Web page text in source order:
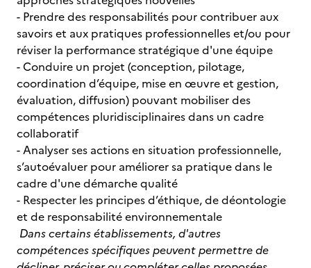
- Prendre des responsabilités pour contribuer aux
savoirs et aux pratiques professionnelles et/ou pour
réviser la performance stratégique d'une équipe
- Conduire un projet (conception, pilotage,
coordination d’équipe, mise en œuvre et gestion,
évaluation, diffusion) pouvant mobiliser des
compétences pluridisciplinaires dans un cadre
collaboratif
- Analyser ses actions en situation professionnelle,
s’autoévaluer pour améliorer sa pratique dans le
cadre d'une démarche qualité
- Respecter les principes d’éthique, de déontologie
et de responsabilité environnementale
Dans certains établissements, d'autres
compétences spécifiques peuvent permettre de